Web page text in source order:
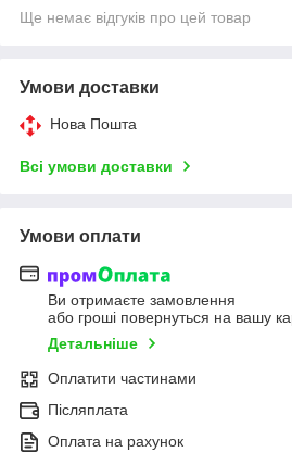
Ще немає відгуків про цей товар
Умови доставки
Нова Пошта
Всі умови доставки
Умови оплати
Ви отримаєте замовлення
або гроші повернуться на вашу
Детальніше
Оплатити частинами
Післяплата
Оплата на рахунок